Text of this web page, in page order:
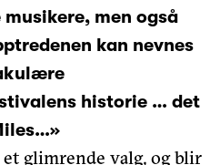
men også
kan nevnes
historie … det
glimrende valg, og blir